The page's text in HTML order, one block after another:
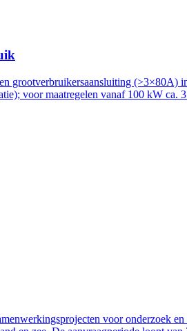
grootverbruikersaansluiting (>3×80A)
voor maatregelen vanaf 100 kW
voor onderzoek